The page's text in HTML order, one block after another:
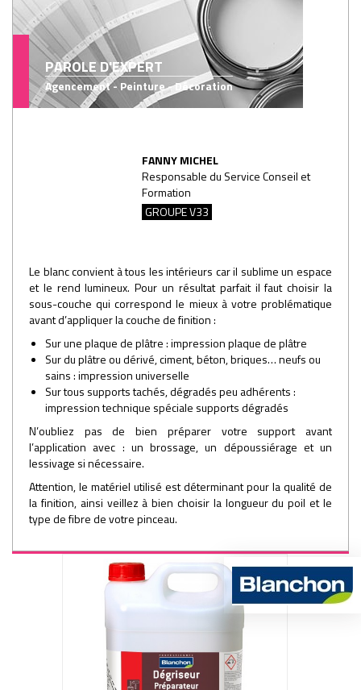
PAROLE D'EXPERT
Agencement - Peinture - Décoration
FANNY MICHEL
Responsable du Service Conseil et
Formation
GROUPE V33
Le blanc convient à tous les intérieurs car il sublime un espace
et le rend lumineux. Pour un résultat parfait il faut choisir la
sous-couche qui correspond le mieux à votre problématique
avant d’appliquer la couche de finition :
Sur une plaque de plâtre : impression plaque de plâtre
Sur du plâtre ou dérivé, ciment, béton, briques… neufs ou
sains : impression universelle
Sur tous supports tachés, dégradés peu adhérents :
impression technique spéciale supports dégradés
N’oubliez pas de bien préparer votre support avant
l’application avec : un brossage, un dépoussiérage et un
lessivage si nécessaire.
Attention, le matériel utilisé est déterminant pour la qualité de
la finition, ainsi veillez à bien choisir la longueur du poil et le
type de fibre de votre pinceau.